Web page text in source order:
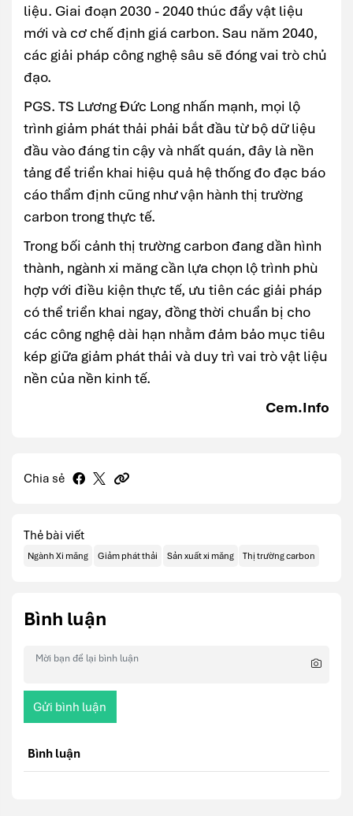
liệu. Giai đoạn 2030 - 2040 thúc đẩy vật liệu
mới và cơ chế định giá carbon. Sau năm 2040,
các giải pháp công nghệ sâu sẽ đóng vai trò chủ
đạo.
PGS. TS Lương Đức Long nhấn mạnh, mọi lộ
trình giảm phát thải phải bắt đầu từ bộ dữ liệu
đầu vào đáng tin cậy và nhất quán, đây là nền
tảng để triển khai hiệu quả hệ thống đo đạc báo
cáo thẩm định cũng như vận hành thị trường
carbon trong thực tế.
Trong bối cảnh thị trường carbon đang dần hình
thành, ngành xi măng cần lựa chọn lộ trình phù
hợp với điều kiện thực tế, ưu tiên các giải pháp
có thể triển khai ngay, đồng thời chuẩn bị cho
các công nghệ dài hạn nhằm đảm bảo mục tiêu
kép giữa giảm phát thải và duy trì vai trò vật liệu
nền của nền kinh tế.
Cem.Info
Chia sẻ
Thẻ bài viết
Ngành Xi măng Giảm phát thải Sản xuất xi măng Thị trường carbon
Bình luận
Gửi bình luận
Bình luận